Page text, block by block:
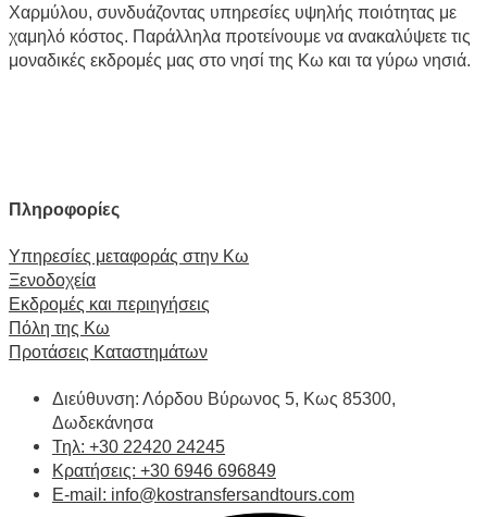
Χαρμύλου, συνδυάζοντας υπηρεσίες υψηλής ποιότητας με
χαμηλό κόστος. Παράλληλα προτείνουμε να ανακαλύψετε τις
μοναδικές εκδρομές μας στο νησί της Κω και τα γύρω νησιά.
Πληροφορίες
Υπηρεσίες μεταφοράς στην Κω
Ξενοδοχεία
Εκδρομές και περιηγήσεις
Πόλη της Κω
Προτάσεις Καταστημάτων
Διεύθυνση: Λόρδου Βύρωνος 5, Κως 85300,
Δωδεκάνησα
Τηλ: +30 22420 24245
Κρατήσεις: +30 6946 696849
E-mail: info@kostransfersandtours.com